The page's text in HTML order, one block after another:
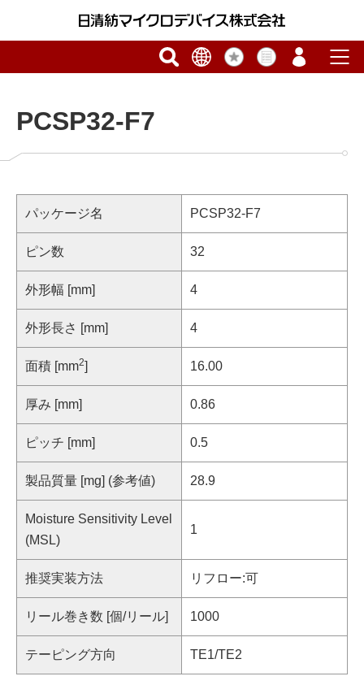
PCSP32-F7
パッケージ名 PCSP32-F7
ピン数 32
外形幅 [mm] 4
外形長さ [mm] 4
面積 [mm2] 16.00
厚み [mm] 0.86
ピッチ [mm] 0.5
製品質量 [mg] (参考値) 28.9
Moisture Sensitivity Level
(MSL)
1
推奨実装方法 リフロー:可
リール巻き数 [個/リール] 1000
テーピング方向 TE1/TE2